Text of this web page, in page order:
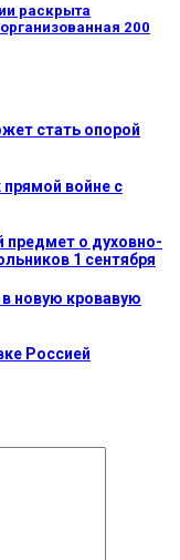
раскрыта
200
стать опорой
войне с
предмет о духовно-
1 сентября
новую кровавую
Россией